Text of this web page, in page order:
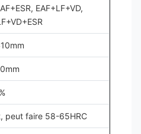
EAF+LF+VD,
peut faire 58-65HRC